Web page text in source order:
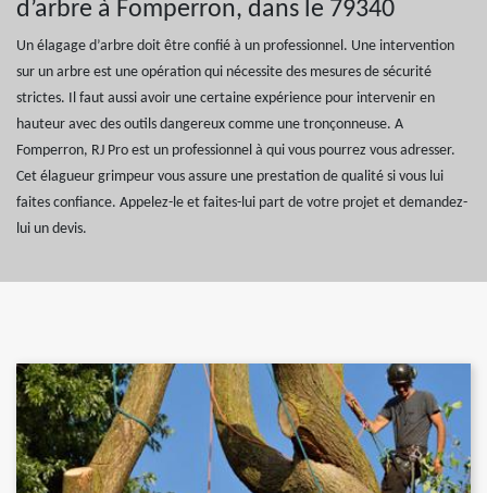
d’arbre à Fomperron, dans le 79340
Un élagage d’arbre doit être confié à un professionnel. Une intervention
sur un arbre est une opération qui nécessite des mesures de sécurité
strictes. Il faut aussi avoir une certaine expérience pour intervenir en
hauteur avec des outils dangereux comme une tronçonneuse. A
Fomperron, RJ Pro est un professionnel à qui vous pourrez vous adresser.
Cet élagueur grimpeur vous assure une prestation de qualité si vous lui
faites confiance. Appelez-le et faites-lui part de votre projet et demandez-
lui un devis.